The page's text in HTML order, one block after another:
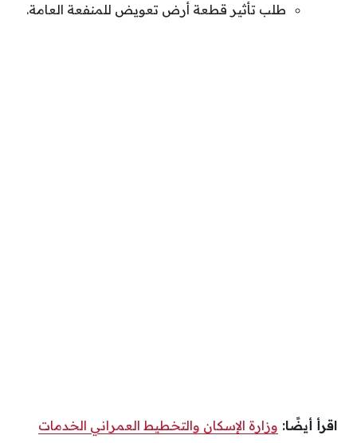
طلب تأثير قطعة أرض تعويض للمنفعة العامة.
اقرأ أيضًا: وزارة الإسكان والتخطيط العمراني الخدمات